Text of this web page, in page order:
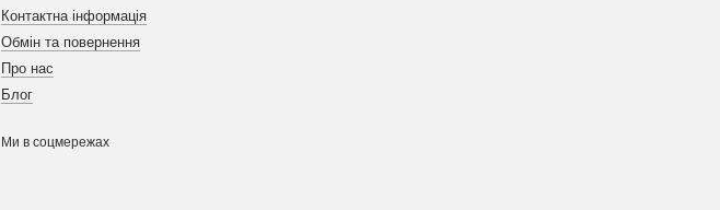
Контактна інформація
Обмін та повернення
Про нас
Блог
Ми в соцмережах